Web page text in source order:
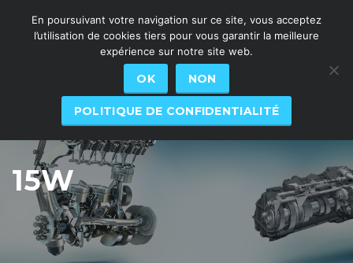
15W
En poursuivant votre navigation sur ce site, vous acceptez
l’utilisation de cookies tiers pour vous garantir la meilleure
expérience sur notre site web.
OK NON
POLITIQUE DE CONFIDENTIALITÉ